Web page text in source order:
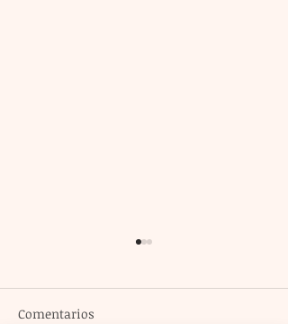
Comentarios